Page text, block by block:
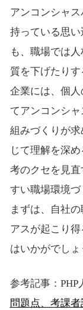
アンコンシャ
持っている思
も、職場では
質を下げたりす
企業には、個
てアンコンシ
組みづくりが
じて理解を深
考のクセを見
すい職場環境づ
まずは、自社
アスが起こり
はいかがでしょ
参考記事：PHP
問題点、考課